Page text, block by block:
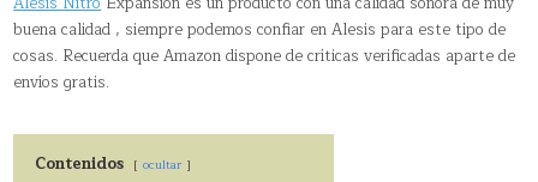
buena calidad , siempre podemos confiar en Alesis para este tipo de
cosas. Recuerda que Amazon dispone de críticas verificadas aparte de
envíos gratis.
Contenidos ocultar